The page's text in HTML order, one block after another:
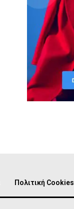
Πολιτική Cookies